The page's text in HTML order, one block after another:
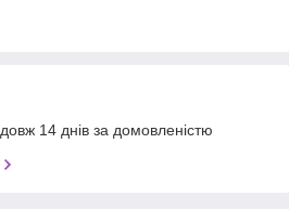
14 днів за домовленістю